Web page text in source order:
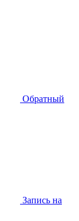
Обратный
Запись на